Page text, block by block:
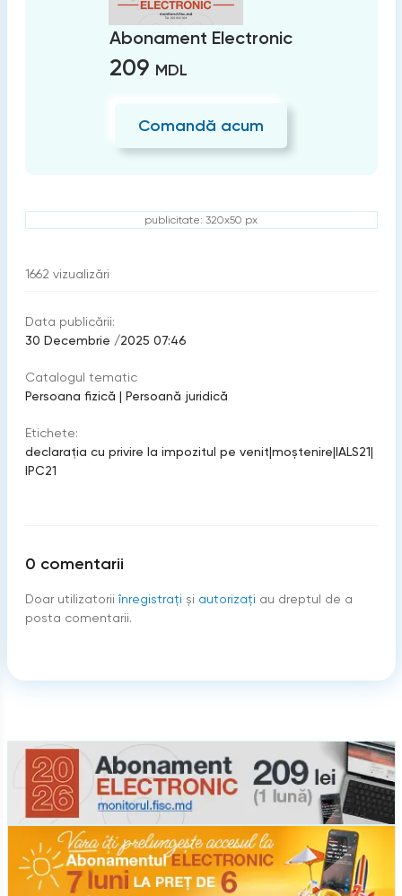
Abonament Electronic
209 MDL
Comandă acum
publicitate: 320x50 px
1662 vizualizări
Data publicării:
30 Decembrie /2025 07:46
Catalogul tematic
Persoana fizică | Persoană juridică
Etichete:
declaraţia cu privire la impozitul pe venit|moştenire|IALS21|
IPC21
0 comentarii
Doar utilizatorii înregistraţi şi autorizați au dreptul de a
posta comentarii.